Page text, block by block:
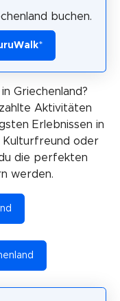
buchen.
*
Griechenland?
Aktivitäten
Erlebnissen in
Kulturfreund oder
die perfekten
werden.